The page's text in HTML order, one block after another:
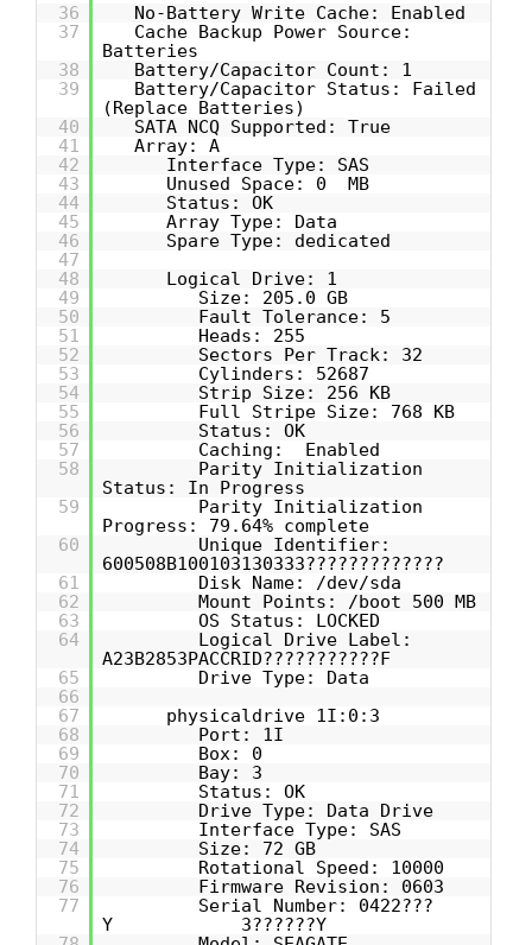
36
No-Battery Write Cache: Enabled
37
Cache Backup Power Source:
Batteries
38
Battery/Capacitor Count: 1
39
Battery/Capacitor Status: Failed
(Replace Batteries)
40
SATA NCQ Supported: True
41
Array: A
42
Interface Type: SAS
43
Unused Space: 0 MB
44
Status: OK
45
Array Type: Data
46
Spare Type: dedicated
47
48
Logical Drive: 1
49
Size: 205.0 GB
50
Fault Tolerance: 5
51
Heads: 255
52
Sectors Per Track: 32
53
Cylinders: 52687
54
Strip Size: 256 KB
55
Full Stripe Size: 768 KB
56
Status: OK
57
Caching: Enabled
58
Parity Initialization
Status: In Progress
59
Parity Initialization
Progress: 79.64% complete
60
Unique Identifier:
600508B100103130333?????????????
61
Disk Name: /dev/sda
62
Mount Points: /boot 500 MB
63
OS Status: LOCKED
64
Logical Drive Label:
A23B2853PACCRID???????????F
65
Drive Type: Data
66
67
physicaldrive 1I:0:3
68
Port: 1I
69
Box: 0
70
Bay: 3
71
Status: OK
72
Drive Type: Data Drive
73
Interface Type: SAS
74
Size: 72 GB
75
Rotational Speed: 10000
76
Firmware Revision: 0603
77
Serial Number: 0422???
Y 3??????Y